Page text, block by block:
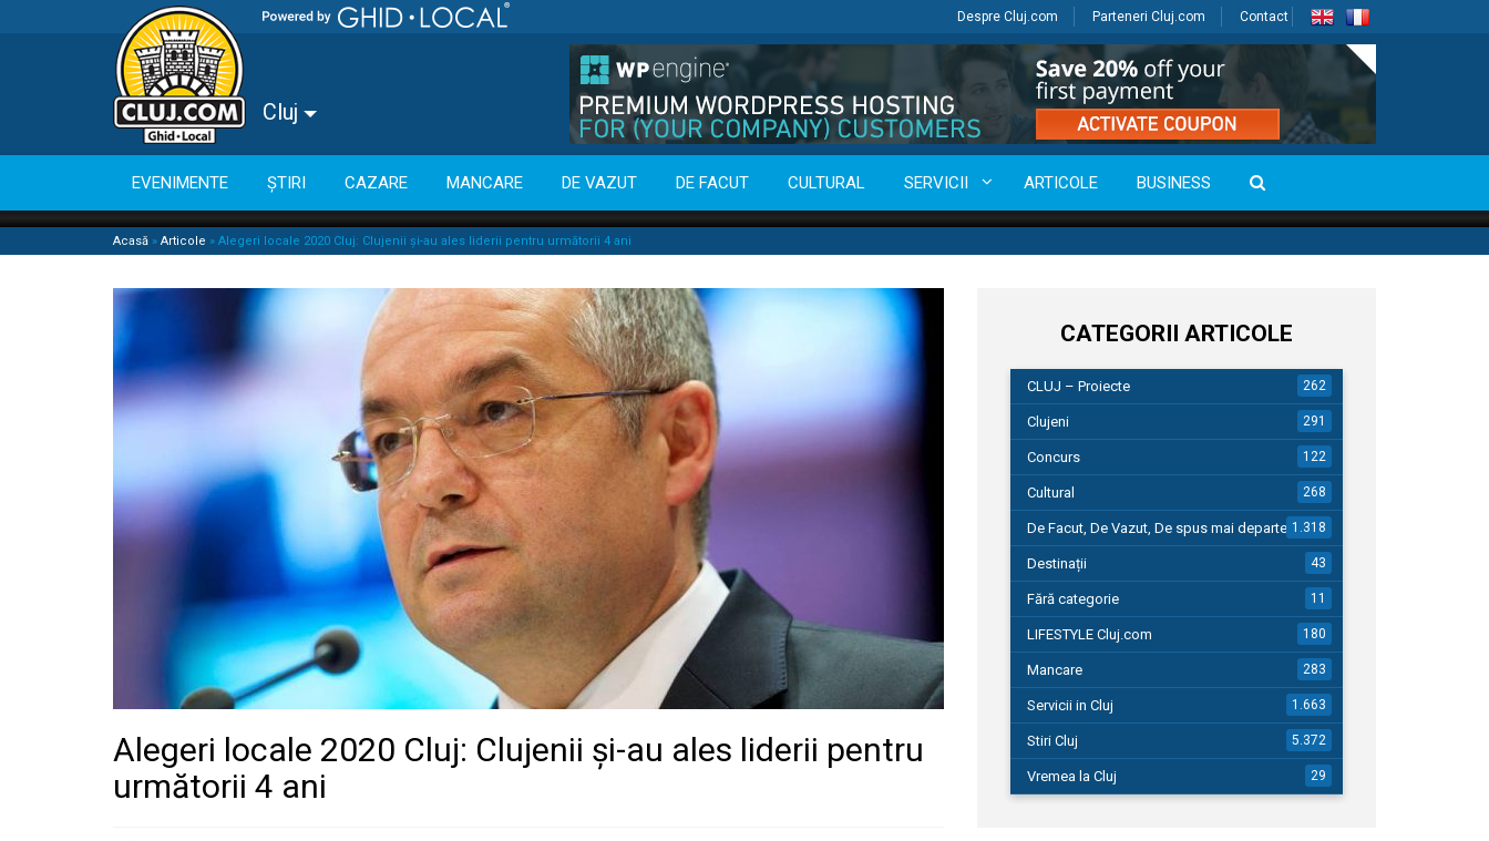
Despre Cluj.com Parteneri Cluj.com Contact
Cluj
EVENIMENTE ȘTIRI CAZARE MANCARE DE VAZUT DE FACUT CULTURAL SERVICII ARTICOLE BUSINESS
Acasă » Articole » Alegeri locale 2020 Cluj: Clujenii și-au ales liderii pentru următorii 4 ani
Alegeri locale 2020 Cluj: Clujenii și-au ales liderii pentru
următorii 4 ani
CATEGORII ARTICOLE
CLUJ – Proiecte 262
Clujeni 291
Concurs 122
Cultural 268
De Facut, De Vazut, De spus mai departe…1.318
Destinații 43
Fără categorie 11
LIFESTYLE Cluj.com 180
Mancare 283
Servicii in Cluj 1.663
Stiri Cluj 5.372
Vremea la Cluj 29